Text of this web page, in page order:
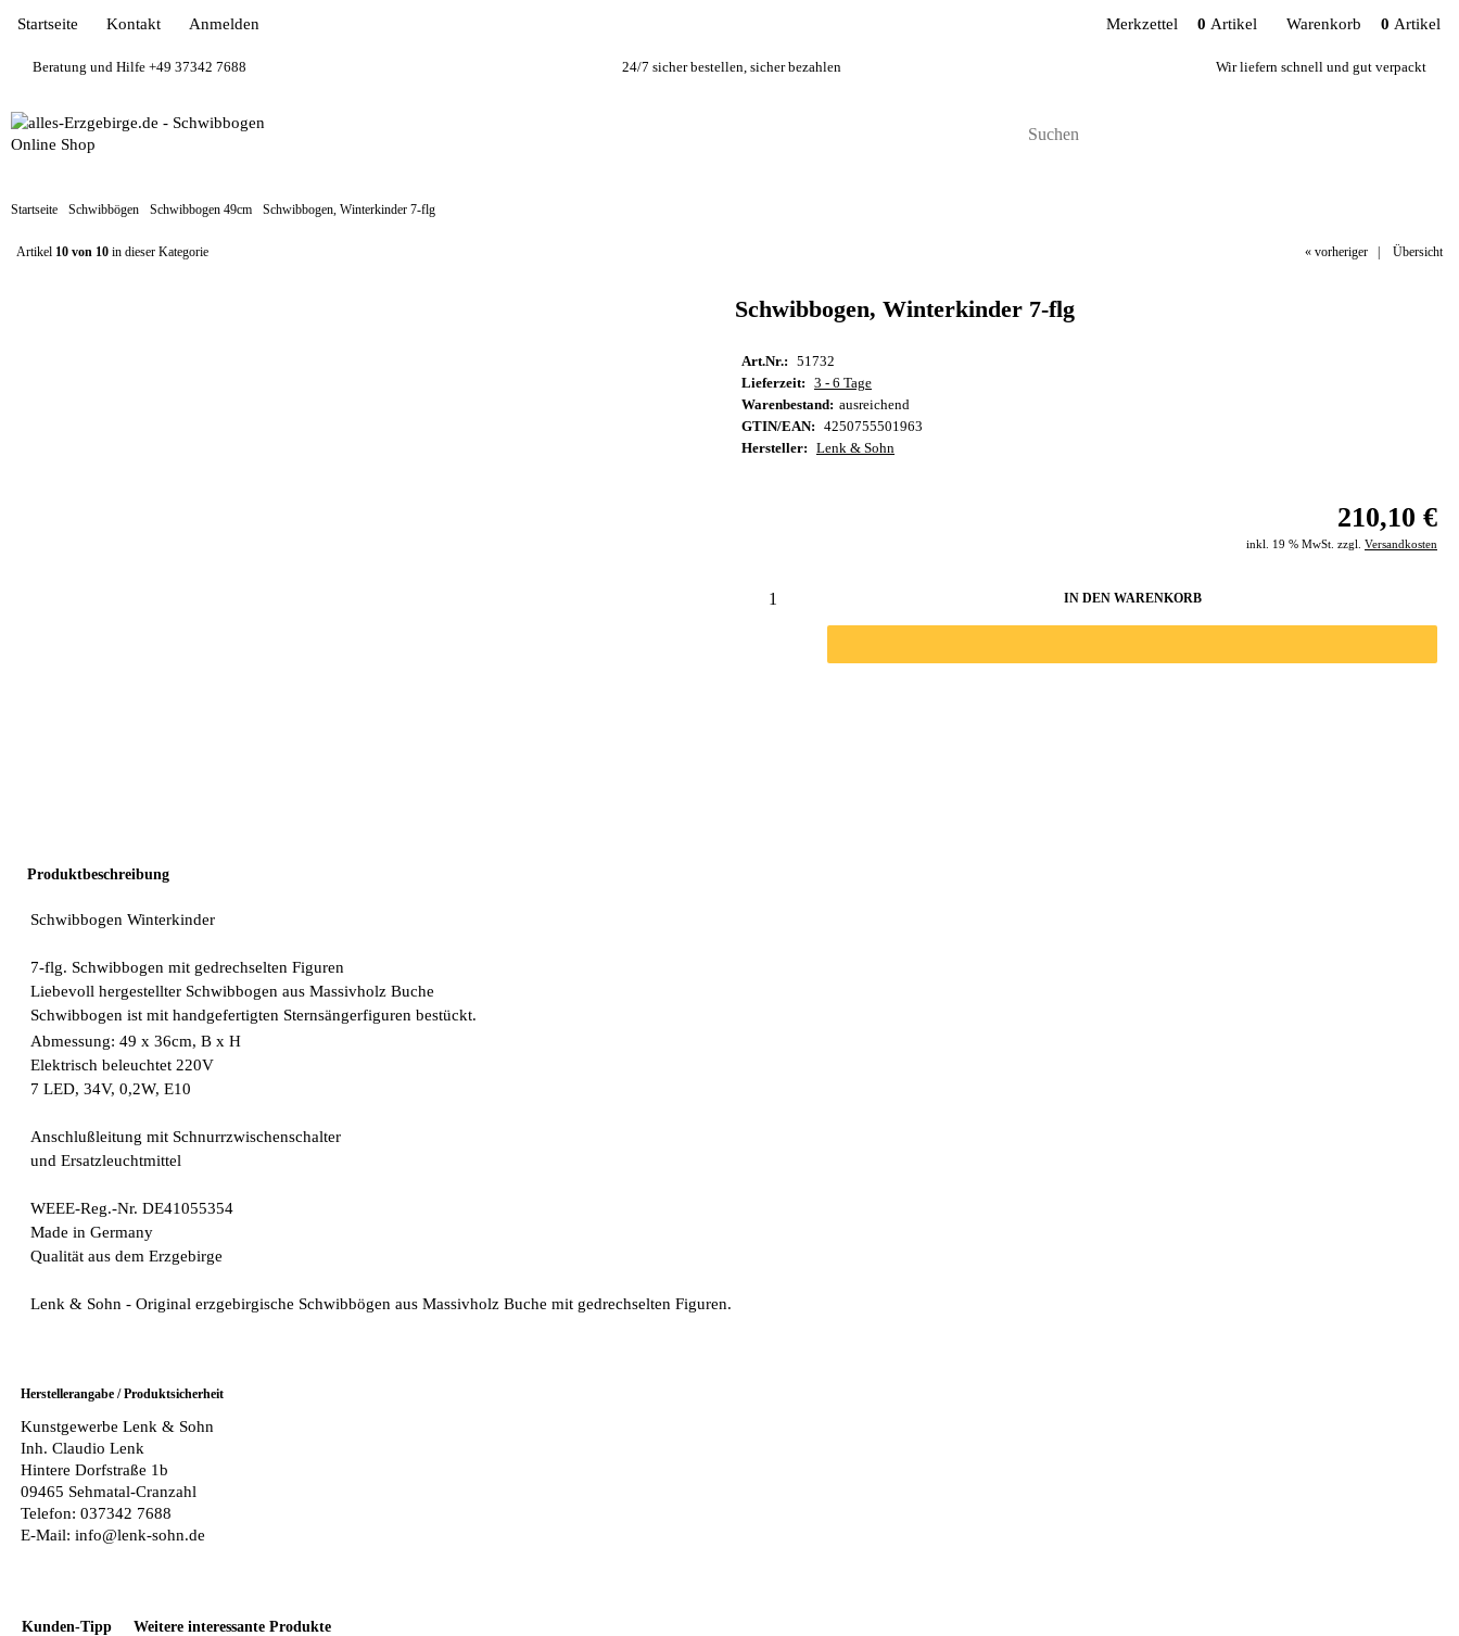
Beratung und Hilfe +49 37342 7688 24/7 sicher bestellen, sicher bezahlen Wir liefern schnell und gut verpackt
Startseite Kontakt Anmelden Warenkorb 0 Artikel
Merkzettel 0 Artikel
Startseite Schwibbögen Schwibbogen 49cm Schwibbogen, Winterkinder 7-flg
Artikel 10 von 10 in dieser Kategorie « vorheriger Übersicht
Schwibbogen, Winterkinder 7-flg
Art.Nr.:
51732
Lieferzeit:
3 - 6 Tage
Warenbestand: ausreichend
GTIN/EAN:
4250755501963
Hersteller:
Lenk & Sohn
210,10 €
inkl. 19 % MwSt. zzgl. Versandkosten
IN DEN WARENKORB
Produktbeschreibung
Schwibbogen Winterkinder
7-flg. Schwibbogen mit gedrechselten Figuren
Liebevoll hergestellter Schwibbogen aus Massivholz Buche
Schwibbogen ist mit handgefertigten Sternsängerfiguren bestückt.
Abmessung: 49 x 36cm, B x H
Elektrisch beleuchtet 220V
7 LED, 34V, 0,2W, E10
Anschlußleitung mit Schnurrzwischenschalter
und Ersatzleuchtmittel
WEEE-Reg.-Nr. DE41055354
Made in Germany
Qualität aus dem Erzgebirge
Lenk & Sohn - Original erzgebirgische Schwibbögen aus Massivholz Buche mit gedrechselten Figuren.
Herstellerangabe / Produktsicherheit
Kunstgewerbe Lenk & Sohn
Inh. Claudio Lenk
Hintere Dorfstraße 1b
09465 Sehmatal-Cranzahl
Telefon: 037342 7688
E-Mail: info@lenk-sohn.de
Kunden-Tipp Weitere interessante Produkte